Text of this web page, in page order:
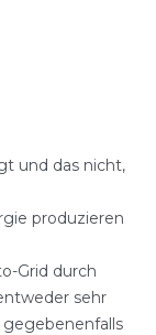
und das nicht,
produzieren
Grid durch
sehr